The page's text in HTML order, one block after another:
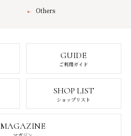
Others
GUIDE
ご利用ガイド
SHOP LIST
ショップリスト
MAGAZINE